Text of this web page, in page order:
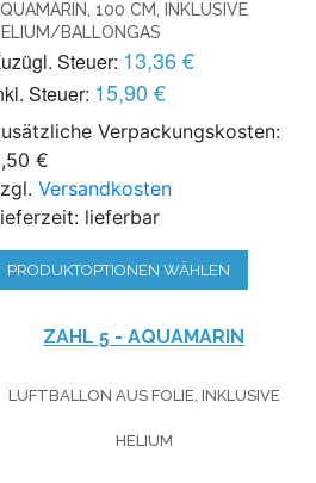
100 CM, INKLUSIVE
BALLONGAS
Steuer: 13,36 €
Steuer: 15,90 €
Verpackungskosten:
€
Versandkosten
lieferbar
PRODUKTOPTIONEN WÄHLEN
ZAHL 5 - AQUAMARIN
LUFTBALLON AUS FOLIE, INKLUSIVE
HELIUM